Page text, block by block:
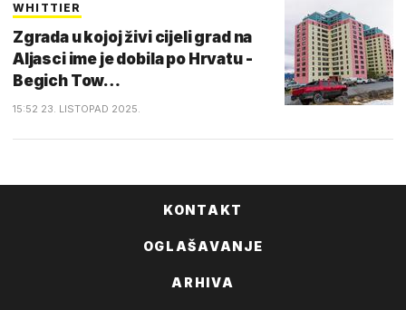
WHITTIER
Zgrada u kojoj živi cijeli grad na
Aljasci ime je dobila po Hrvatu -
Begich Tow…
15:52 23. LISTOPAD 2025.
KONTAKT
OGLAŠAVANJE
ARHIVA